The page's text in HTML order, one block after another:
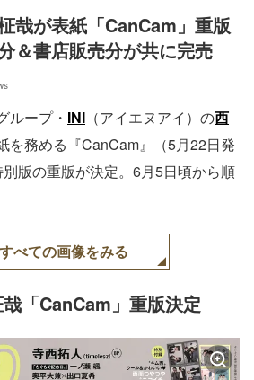
哉が表紙「CanCam」重版
＆書店販売分が共に完売
ループ・ INI （アイエヌアイ）の西
を務める『CanCam』（5月22日発
版の重版が決定。6月5日頃から順
すべての画像をみる
「CanCam」重版決定